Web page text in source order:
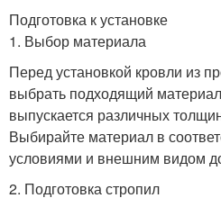
Подготовка к установке
1. Выбор материала
Перед установкой кровли из
выбрать подходящий
выпускается различных
Выбирайте материал в
условиями и внешним видом
2. Подготовка стропил